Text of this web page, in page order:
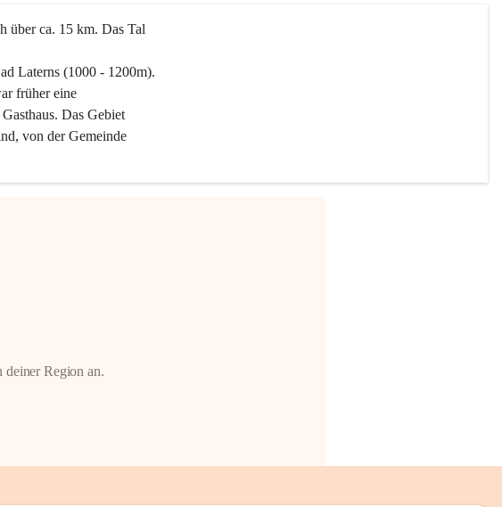
über ca. 15 km. Das Tal
Laterns (1000 - 1200m).
früher eine
Das Gebiet
von der Gemeinde
Region an.